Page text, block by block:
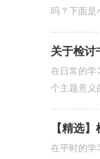
吗？下面是
关于检讨
在日常的学
个主题意义
【精选
在平时的学